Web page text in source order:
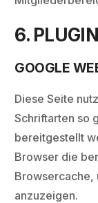
6.
GOOGLE
Diese Seite
Schriftarten so
bereitgestellt
Browser die
Browsercache,
anzuzeigen.